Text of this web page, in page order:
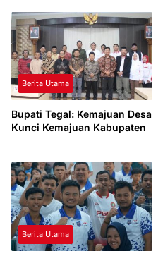
Berita Utama
Bupati Tegal: Kemajuan Desa
Kunci Kemajuan Kabupaten
Berita Utama